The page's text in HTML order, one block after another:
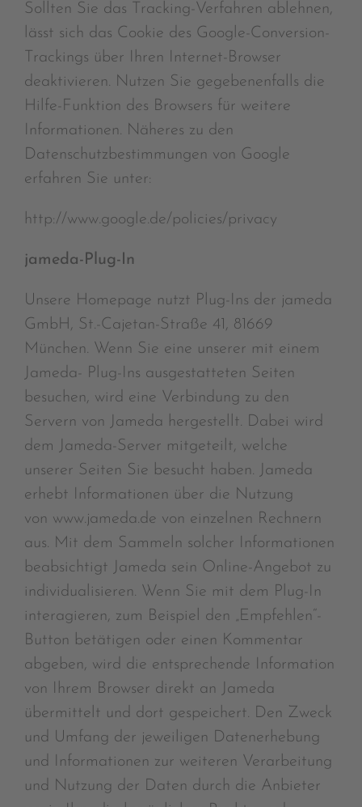
Sollten Sie das Tracking-Verfahren ablehnen,
lässt sich das Cookie des Google-Conversion-
Trackings über Ihren Internet-Browser
deaktivieren. Nutzen Sie gegebenenfalls die
Hilfe-Funktion des Browsers für weitere
Informationen. Näheres zu den
Datenschutzbestimmungen von Google
erfahren Sie unter:
http://www.google.de/policies/privacy
jameda-Plug-In
Unsere Homepage nutzt Plug-Ins der jameda
GmbH, St.-Cajetan-Straße 41, 81669
München. Wenn Sie eine unserer mit einem
Jameda- Plug-Ins ausgestatteten Seiten
besuchen, wird eine Verbindung zu den
Servern von Jameda hergestellt. Dabei wird
dem Jameda-Server mitgeteilt, welche
unserer Seiten Sie besucht haben. Jameda
erhebt Informationen über die Nutzung
von www.jameda.de von einzelnen Rechnern
aus. Mit dem Sammeln solcher Informationen
beabsichtigt Jameda sein Online-Angebot zu
individualisieren. Wenn Sie mit dem Plug-In
interagieren, zum Beispiel den „Empfehlen“-
Button betätigen oder einen Kommentar
abgeben, wird die entsprechende Information
von Ihrem Browser direkt an Jameda
übermittelt und dort gespeichert. Den Zweck
und Umfang der jeweiligen Datenerhebung
und Informationen zur weiteren Verarbeitung
und Nutzung der Daten durch die Anbieter